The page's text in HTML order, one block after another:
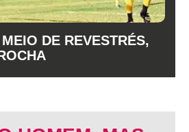
DE REVESTRÉS,